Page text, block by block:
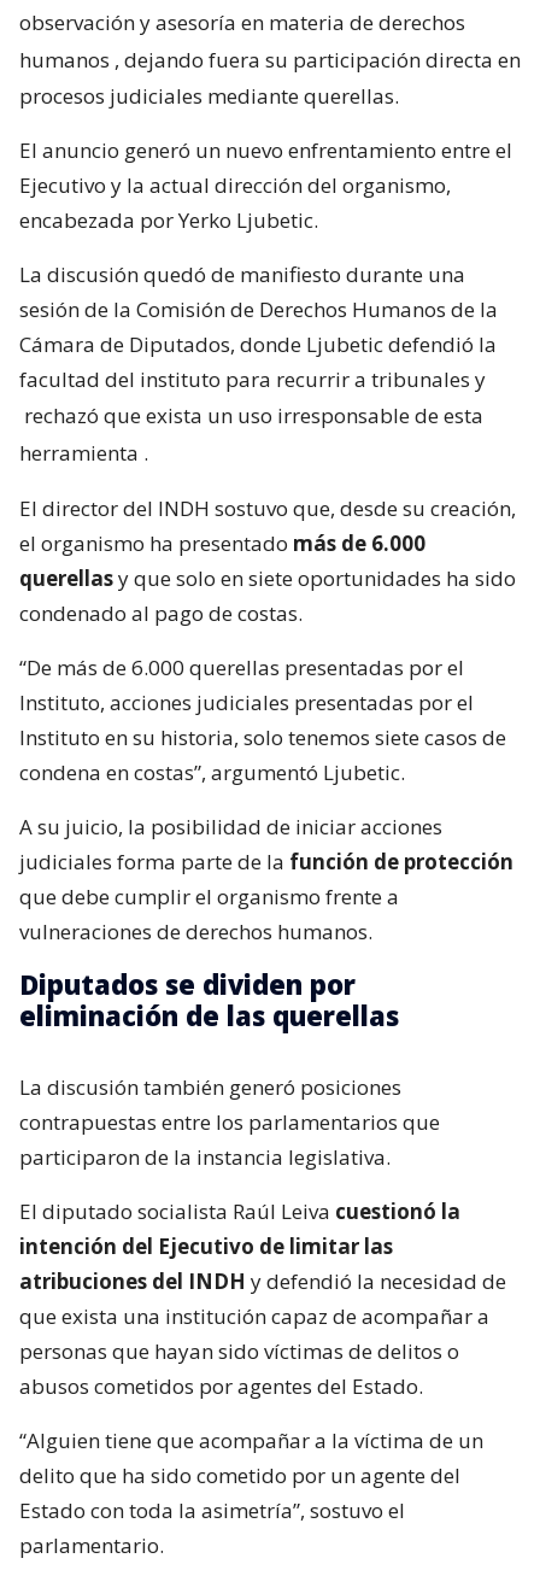
observación y asesoría en materia de derechos
humanos , dejando fuera su participación directa en
procesos judiciales mediante querellas.
El anuncio generó un nuevo enfrentamiento entre el
Ejecutivo y la actual dirección del organismo,
encabezada por Yerko Ljubetic.
La discusión quedó de manifiesto durante una
sesión de la Comisión de Derechos Humanos de la
Cámara de Diputados, donde Ljubetic defendió la
facultad del instituto para recurrir a tribunales y
rechazó que exista un uso irresponsable de esta
herramienta .
El director del INDH sostuvo que, desde su creación,
el organismo ha presentado más de 6.000
querellasy que solo en siete oportunidades ha sido
condenado al pago de costas.
“De más de 6.000 querellas presentadas por el
Instituto, acciones judiciales presentadas por el
Instituto en su historia, solo tenemos siete casos de
condena en costas”, argumentó Ljubetic.
A su juicio, la posibilidad de iniciar acciones
judiciales forma parte de la función de protección
que debe cumplir el organismo frente a
vulneraciones de derechos humanos.
Diputados se dividen por
eliminación de las querellas
La discusión también generó posiciones
contrapuestas entre los parlamentarios que
participaron de la instancia legislativa.
El diputado socialista Raúl Leiva cuestionó la
intención del Ejecutivo de limitar las
atribuciones del INDH y defendió la necesidad de
que exista una institución capaz de acompañar a
personas que hayan sido víctimas de delitos o
abusos cometidos por agentes del Estado.
“Alguien tiene que acompañar a la víctima de un
delito que ha sido cometido por un agente del
Estado con toda la asimetría”, sostuvo el
parlamentario.